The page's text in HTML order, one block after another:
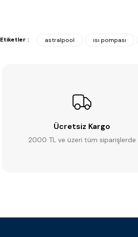
Etiketler : astralpool ısı pompası
Ücretsiz Kargo
2000 TL ve üzeri tüm siparişlerde